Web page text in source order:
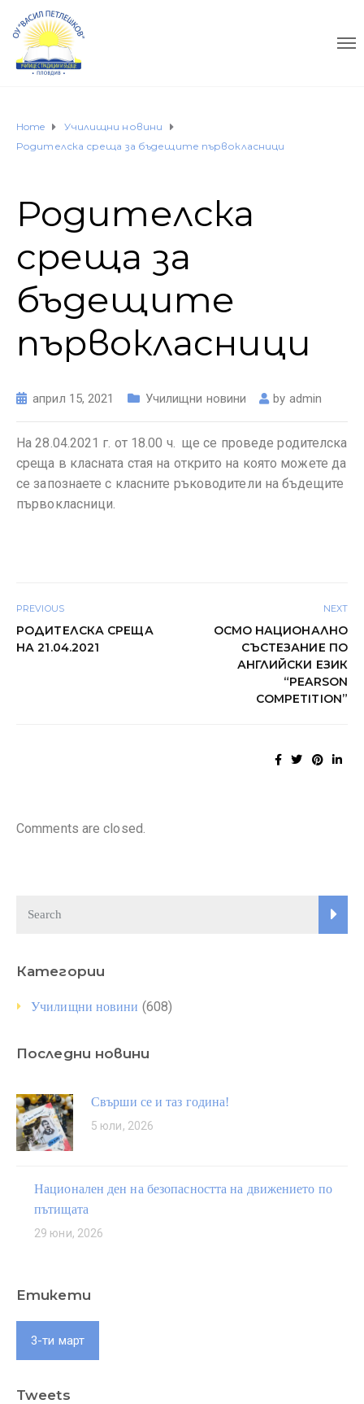
Home
Училищни новини
Родителска среща за бъдещите първокласници
Родителска
среща за
бъдещите
първокласници
април 15, 2021 Училищни новини by admin
На 28.04.2021 г. от 18.00 ч. ще се проведе родителска
среща в класната стая на открито на която можете да
се запознаете с класните ръководители на бъдещите
първокласници.
PREVIOUS
РОДИТЕЛСКА СРЕЩА
НА 21.04.2021
NEXT
ОСМО НАЦИОНАЛНО
СЪСТЕЗАНИЕ ПО
АНГЛИЙСКИ ЕЗИК
“PEARSON
COMPETITION”
Comments are closed.
Категории
Училищни новини (608)
Последни новини
Свърши се и таз година!
5 юли, 2026
Национален ден на безопасността на движението по
пътищата
29 юни, 2026
Етикети
3-ти март
Tweets